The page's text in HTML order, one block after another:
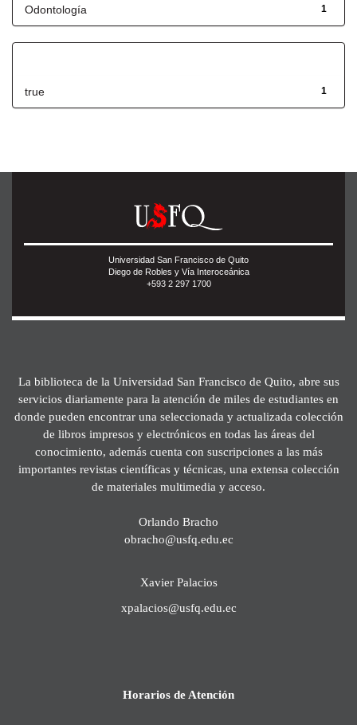
1
Odontología
1
true
Universidad San Francisco de Quito
Diego de Robles y Vía Interoceánica
+593 2 297 1700
La biblioteca de la Universidad San Francisco de Quito, abre sus
servicios diariamente para la atención de miles de estudiantes en
donde pueden encontrar una seleccionada y actualizada colección
de libros impresos y electrónicos en todas las áreas del
conocimiento, además cuenta con suscripciones a las más
importantes revistas científicas y técnicas, una extensa colección
de materiales multimedia y acceso.
Orlando Bracho
obracho@usfq.edu.ec
Xavier Palacios
xpalacios@usfq.edu.ec
Horarios de Atención